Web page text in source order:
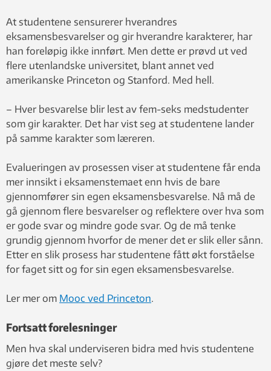
At studentene sensurerer hverandres
eksamensbesvarelser og gir hverandre karakterer, har
han foreløpig ikke innført. Men dette er prøvd ut ved
flere utenlandske universitet, blant annet ved
amerikanske Princeton og Stanford. Med hell.
– Hver besvarelse blir lest av fem-seks medstudenter
som gir karakter. Det har vist seg at studentene lander
på samme karakter som læreren.
Evalueringen av prosessen viser at studentene får enda
mer innsikt i eksamenstemaet enn hvis de bare
gjennomfører sin egen eksamensbesvarelse. Nå må de
gå gjennom flere besvarelser og reflektere over hva som
er gode svar og mindre gode svar. Og de må tenke
grundig gjennom hvorfor de mener det er slik eller sånn.
Etter en slik prosess har studentene fått økt forståelse
for faget sitt og for sin egen eksamensbesvarelse.
Ler mer om Mooc ved Princeton.
Fortsatt forelesninger
Men hva skal underviseren bidra med hvis studentene
gjøre det meste selv?